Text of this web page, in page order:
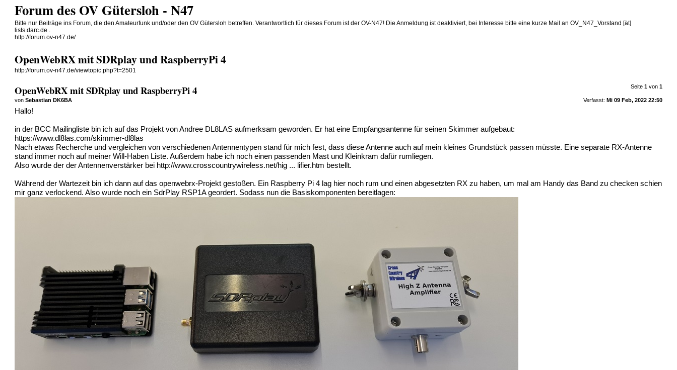
Forum des OV Gütersloh - N47
Bitte nur Beiträge ins Forum, die den Amateurfunk und/oder den OV Gütersloh betreffen. Verantwortlich für dieses Forum ist der OV-N47! Die Anmeldung ist deaktiviert, bei Interesse bitte eine kurze Mail an OV_N47_Vorstand [ät]
lists.darc.de .
http://forum.ov-n47.de/
OpenWebRX mit SDRplay und RaspberryPi 4
http://forum.ov-n47.de/viewtopic.php?t=2501
Seite 1von 1
OpenWebRX mit SDRplay und RaspberryPi 4
Verfasst: Mi 09 Feb, 2022 22:50
vonSebastian DK6BA
Hallo!
in der BCC Mailingliste bin ich auf das Projekt von Andree DL8LAS aufmerksam geworden. Er hat eine Empfangsantenne für seinen Skimmer aufgebaut:
https://www.dl8las.com/skimmer-dl8las
Nach etwas Recherche und vergleichen von verschiedenen Antennentypen stand für mich fest, dass diese Antenne auch auf mein kleines Grundstück passen müsste. Eine separate RX-Antenne
stand immer noch auf meiner Will-Haben Liste. Außerdem habe ich noch einen passenden Mast und Kleinkram dafür rumliegen.
Also wurde der der Antennenverstärker bei http://www.crosscountrywireless.net/hig ... lifier.htm bestellt.
Während der Wartezeit bin ich dann auf das openwebrx-Projekt gestoßen. Ein Raspberry Pi 4 lag hier noch rum und einen abgesetzten RX zu haben, um mal am Handy das Band zu checken schien
mir ganz verlockend. Also wurde noch ein SdrPlay RSP1A geordert. Sodass nun die Basiskomponenten bereitlagen: